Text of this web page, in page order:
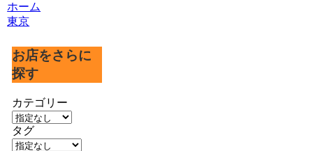
へ
ホーム
東京
お店をさらに
探す
カテゴリー
タグ